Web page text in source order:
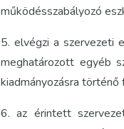
működésszabályozó
5. elvégzi a szervezeti
meghatározott egyéb
kiadmányozásra
6. az érintett